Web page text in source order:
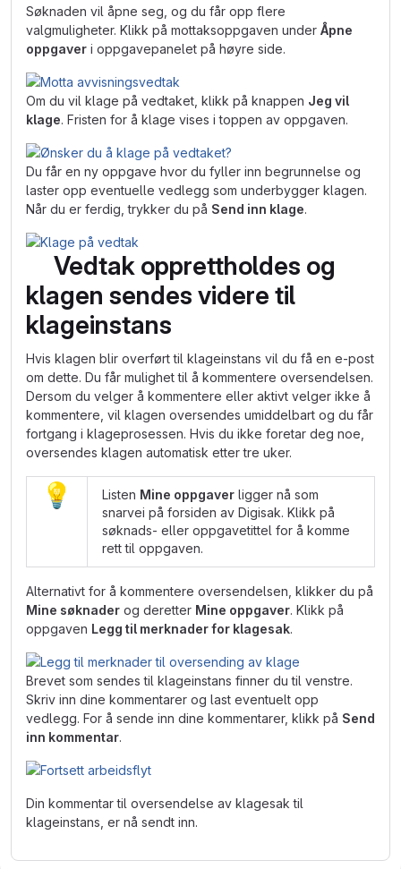
Søknaden vil åpne seg, og du får opp flere
valgmuligheter. Klikk på mottaksoppgaven under Åpne
oppgaver i oppgavepanelet på høyre side.
Om du vil klage på vedtaket, klikk på knappen Jeg vil
klage. Fristen for å klage vises i toppen av oppgaven.
Du får en ny oppgave hvor du fyller inn begrunnelse og
laster opp eventuelle vedlegg som underbygger klagen.
Når du er ferdig, trykker du på Send inn klage.
Vedtak opprettholdes og
klagen sendes videre til
klageinstans
Hvis klagen blir overført til klageinstans vil du få en e-post
om dette. Du får mulighet til å kommentere oversendelsen.
Dersom du velger å kommentere eller aktivt velger ikke å
kommentere, vil klagen oversendes umiddelbart og du får
fortgang i klageprosessen. Hvis du ikke foretar deg noe,
oversendes klagen automatisk etter tre uker.
Listen Mine oppgaver ligger nå som
snarvei på forsiden av Digisak. Klikk på
søknads- eller oppgavetittel for å komme
rett til oppgaven.
Alternativt for å kommentere oversendelsen, klikker du på
Mine søknader og deretter Mine oppgaver. Klikk på
oppgaven Legg til merknader for klagesak.
Brevet som sendes til klageinstans finner du til venstre.
Skriv inn dine kommentarer og last eventuelt opp
vedlegg. For å sende inn dine kommentarer, klikk på Send
inn kommentar.
Din kommentar til oversendelse av klagesak til
klageinstans, er nå sendt inn.